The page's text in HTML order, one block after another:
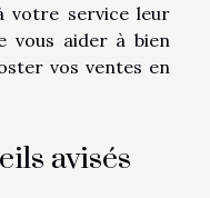
votre service leur
vous aider à bien
vos ventes en
avisés